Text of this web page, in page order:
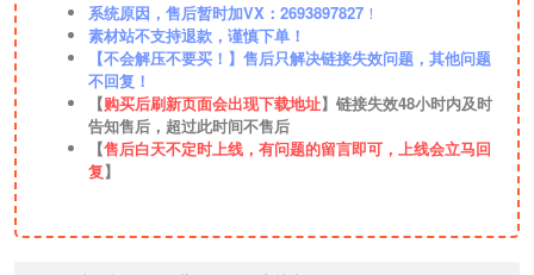
系统原因，售后暂时加VX：2693897827 ！
素材站不支持退款，谨慎下单！
【不会解压不要买！】售后只解决链接失效问题，其他问题
不回复！
【购买后刷新页面会出现下载地址】链接失效48小时内及时
告知售后，超过此时间不售后
【售后白天不定时上线，有问题的留言即可，上线会立马回
复】